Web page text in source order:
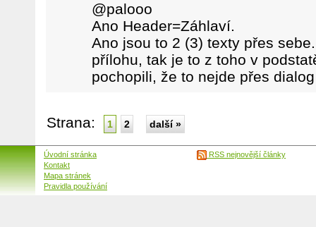
@palooo
Ano Header=Záhlaví.
Ano jsou to 2 (3) texty přes
přílohu, tak je to z toho v
pochopili, že to nejde přes
Strana: 1 2 další »
Úvodní stránka
Kontakt
Mapa stránek
Pravidla používání
RSS nejnovější články